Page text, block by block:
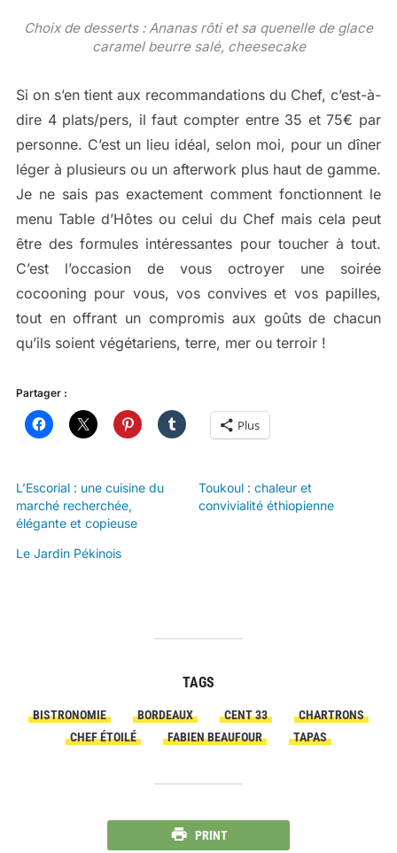
Choix de desserts : Ananas rôti et sa quenelle de glace
caramel beurre salé, cheesecake
Si on s’en tient aux recommandations du Chef, c’est-à-
dire 4 plats/pers, il faut compter entre 35 et 75€ par
personne. C’est un lieu idéal, selon moi, pour un dîner
léger à plusieurs ou un afterwork plus haut de gamme.
Je ne sais pas exactement comment fonctionnent le
menu Table d’Hôtes ou celui du Chef mais cela peut
être des formules intéressantes pour toucher à tout.
C’est l’occasion de vous octroyer une soirée
cocooning pour vous, vos convives et vos papilles,
tout en offrant un compromis aux goûts de chacun
qu’ils soient végétariens, terre, mer ou terroir !
Partager :
Plus
L’Escorial : une cuisine du
marché recherchée,
élégante et copieuse
Toukoul : chaleur et
convivialité éthiopienne
Le Jardin Pékinois
TAGS
BISTRONOMIE BORDEAUX CENT 33
CHARTRONS
CHEF ÉTOILÉ
FABIEN BEAUFOUR TAPAS
PRINT